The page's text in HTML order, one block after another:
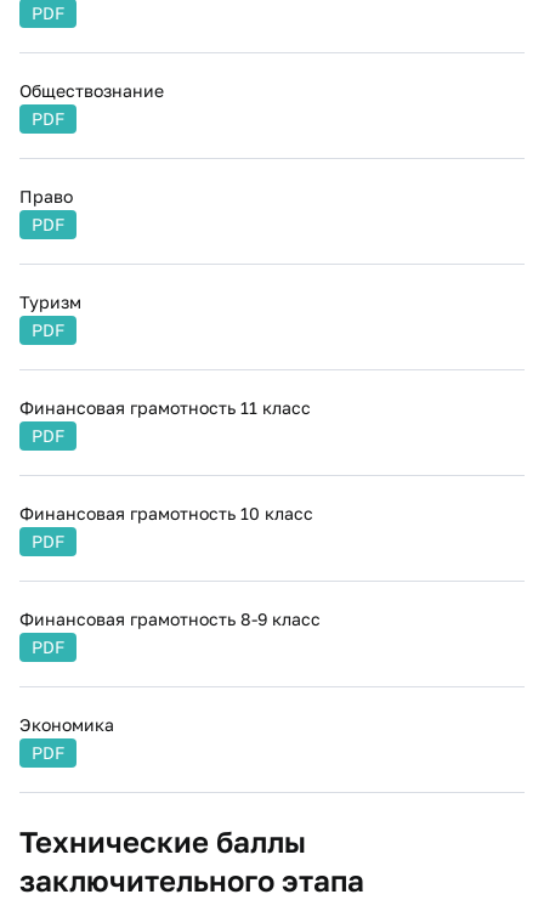
PDF
Обществознание
PDF
Право
PDF
Туризм
PDF
Финансовая грамотность 11 класс
PDF
Финансовая грамотность 10 класс
PDF
Финансовая грамотность 8-9 класс
PDF
Экономика
PDF
​Технические баллы
заключительного этапа